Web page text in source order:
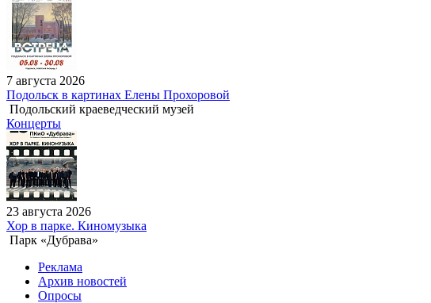
7 августа 2026
Подольск в картинах Елены Прохоровой
Подольский краеведческий музей
Концерты
23 августа 2026
Хор в парке. Киномузыка
Парк «Дубрава»
Реклама
Архив новостей
Опросы